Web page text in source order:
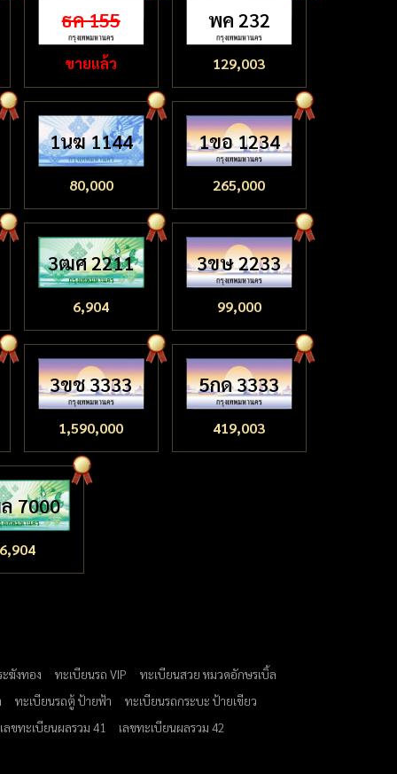
ธค 155
ขายแล้ว
พค 232
129,003
1นฆ 1144
80,000
1ขอ 1234
265,000
3ฒศ 2211
6,904
3ขษ 2233
99,000
3ขช 3333
1,590,000
5กด 3333
419,003
7000
ฆังทอง ทะเบียนรถ VIP
ทะเบียนสวย หมวดอักษรเบิ้ล
ทะเบียนรถตู้ ป้ายฟ้า
ทะเบียนรถกระบะ ป้ายเขียว
เลขทะเบียนผลรวม 41
เลขทะเบียนผลรวม 42